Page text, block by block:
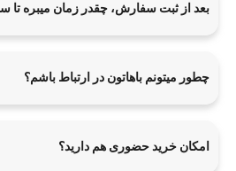
بعد از ثبت سفارش، چقدر زمان میبره تا
چطور میتونم باهاتون در ارتباط باشم؟
امکان خرید حضوری هم دارید؟